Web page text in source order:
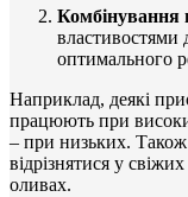
Комбінування
властивостями
оптимального
Наприклад, деякі
працюють при
– при низьких.
відрізнятися у
оливах.